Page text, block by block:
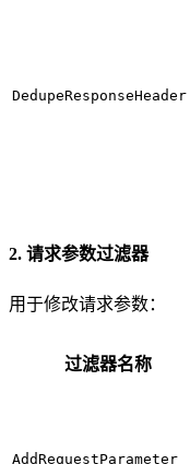
DedupeResponseHeader
2. 请求参数过滤器
用于修改请求参数：
过滤器名称
AddRequestParameter